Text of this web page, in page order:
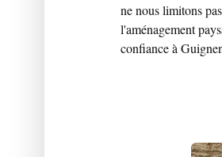
ne nous limitons
l'aménagement
confiance à